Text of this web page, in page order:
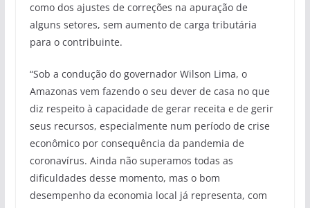
como dos ajustes de correções na apuração de
alguns setores, sem aumento de carga tributária
para o contribuinte.
“Sob a condução do governador Wilson Lima, o
Amazonas vem fazendo o seu dever de casa no que
diz respeito à capacidade de gerar receita e de gerir
seus recursos, especialmente num período de crise
econômico por consequência da pandemia de
coronavírus. Ainda não superamos todas as
dificuldades desse momento, mas o bom
desempenho da economia local já representa, com